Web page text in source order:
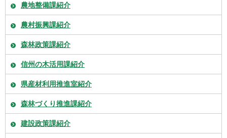
農地整備課紹介
農村振興課紹介
森林政策課紹介
信州の木活用課紹介
県産材利用推進室紹介
森林づくり推進課紹介
建設政策課紹介